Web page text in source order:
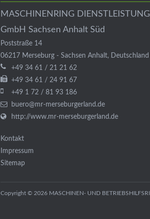
MASCHINENRING
GmbH Sachsen Anhalt Süd
Poststraße 14
06217 Merseburg- Sachsen Anhalt, Deutschland
+49 34 61 / 21 21 62
+49 34 61 / 24 91 67
+49 1 72 / 81 93 186
buero@mr-merseburgerland.de
http://www.mr-merseburgerland.de
Kontakt
Impressum
Sitemap
Copyright © 2026 MASCHINEN- UND